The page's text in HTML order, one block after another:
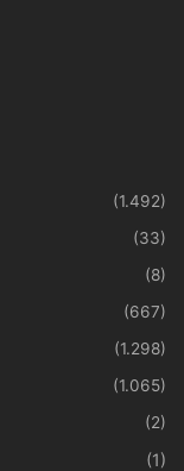
(1.492)
(33)
(8)
(667)
(1.298)
(1.065)
(2)
(1)